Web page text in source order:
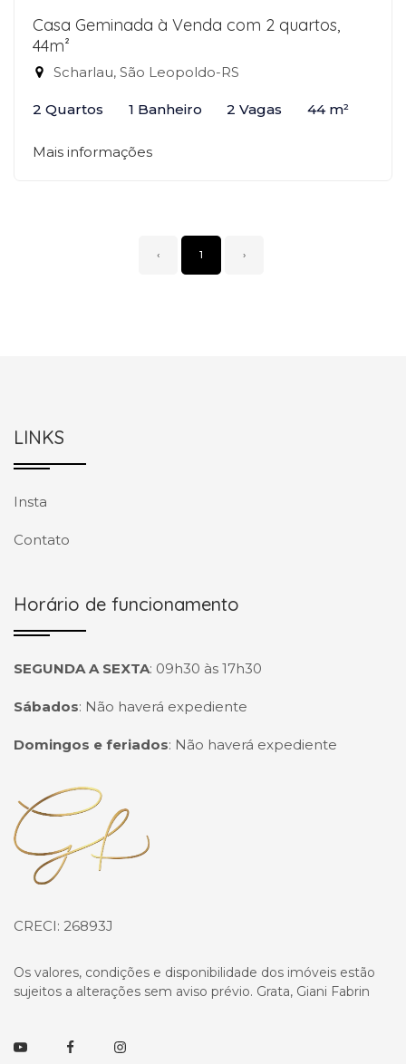
Casa Geminada à Venda com 2 quartos,
44m²
Scharlau, São Leopoldo-RS
2 Quartos 1 Banheiro 2 Vagas 44 m²
Mais informações
‹ 1 ›
LINKS
Insta
Contato
Horário de funcionamento
SEGUNDA A SEXTA: 09h30 às 17h30
Sábados: Não haverá expediente
Domingos e feriados: Não haverá expediente
Página inicial
CRECI: 26893J
Os valores, condições e disponibilidade dos imóveis estão
sujeitos a alterações sem aviso prévio. Grata, Giani Fabrin
YoutubeFacebookInstagram